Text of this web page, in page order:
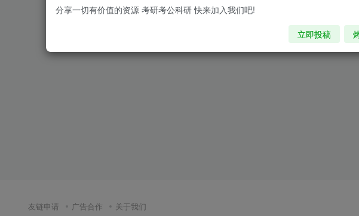
友链申请 广告合作 关于我们
分享一切有价值的资源 考研考公科研 快来加入我们吧!
立即投稿